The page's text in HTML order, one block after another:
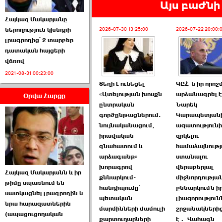
ՏԵՍԱՆՅՈՒԹ․ Ի՞նչ
իրավիճակ է այս ›››
2026-07-04 10:40:00
Սահմանադրական
դատարանը մերժեց ›››
2026-07-02 00:39:00
Հայկազ Մակարյանը
ներողություն կխնդրի
լրագրողից՝ 2 տարբեր
դատական հայցերի
վճռով
2021-08-31 00:23:00
Օրվա Հարցը
Հայկազ Մակարյանն և իր
թիմը սպառնում են
սատկացնել լրագրողին և
նրա հարազատներին
(ապացուցողական
Այս բաժնի
2026-07-30 13:25:00
Տեղի է ունեցել
«Ատելության խոսքն
ընտրական
գործընթացներում.
նույնականացում,
իրավական
գնահատում և
արձագանք»
խորագրով
քննարկում-
հանդիպումը՝
պետական
մարմինների մամուլի
քարտուղարների
2026-07-22
ԿԸՀ-ն իր
արձանագրել
Նարեկ
զրկելու
ստանալու
վերաբերյալ
քննարկումն
է․ Վահագն